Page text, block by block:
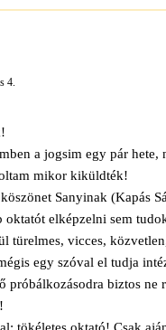
4.
a jogsim egy pár hete,
mikor kiküldték!
Sanyinak (Kapás
oktatót elképzelni sem
türelmes, vicces,
egy szóval el tudja
próbálkozásodra biztos ne